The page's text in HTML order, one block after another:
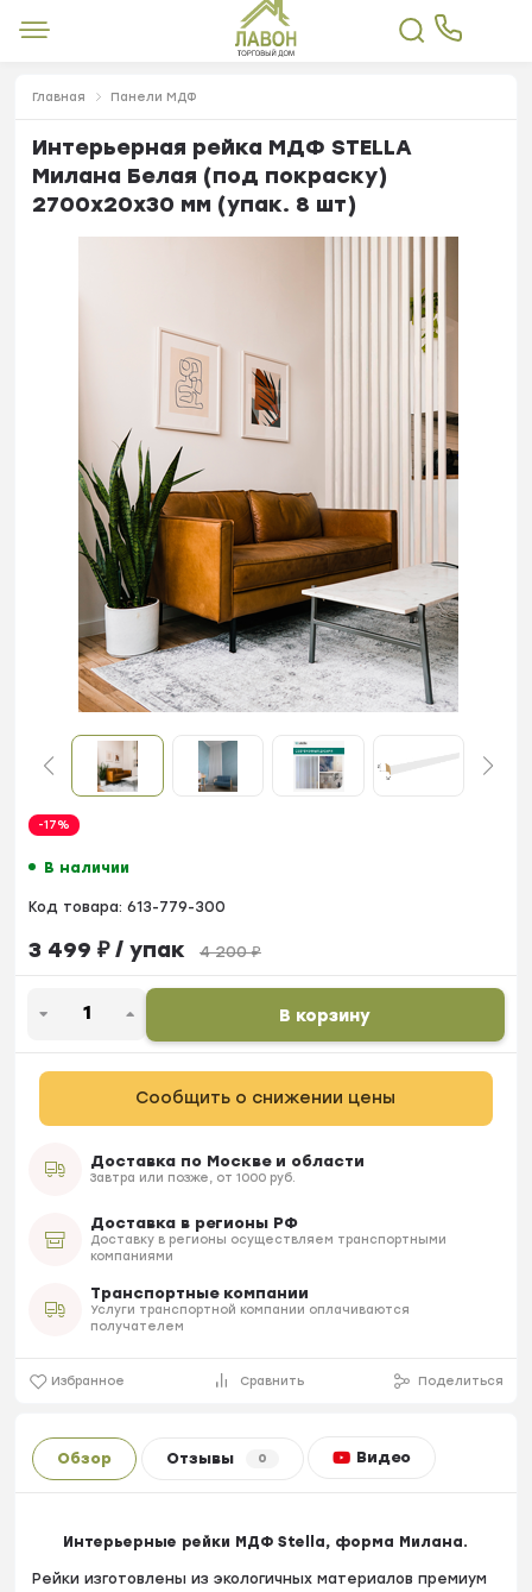
Главная Панели МДФ
Интерьерная рейка МДФ STELLA
Милана Белая (под покраску)
2700х20х30 мм (упак. 8 шт)
-17%
В наличии
Код товара: 613-779-300
3 499 ₽/ упак 4 200₽
В корзину
Сообщить о снижении цены
Доставка по Москве и области
Завтра или позже, от 1000 руб.
Доставка в регионы РФ
Доставку в регионы осуществляем транспортными
компаниями
Транспортные компании
Услуги транспортной компании оплачиваются
получателем
Избранное Сравнить Поделиться
Обзор Отзывы 0 Видео
Интерьерные рейки МДФ Stella, форма Милана.
Рейки изготовлены из экологичных материалов премиум